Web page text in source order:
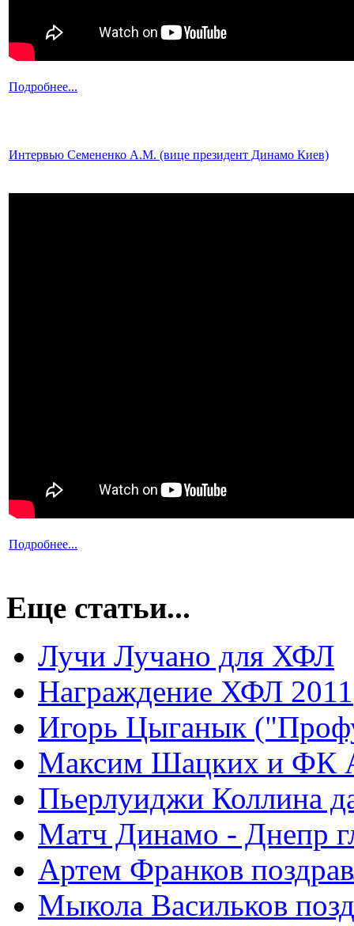
Подробнее...
Интервью Семененко А.М. (вице президент Динамо Киев)
Подробнее...
Еще статьи...
Лучи Лучано для ХФЛ
Награждение ХФЛ 2011
Игорь Цыганык
Максим Шацких и ФК
Пьерлуиджи Коллина
Матч Динамо - Днепр
Артем Франков
Мыкола Васильков